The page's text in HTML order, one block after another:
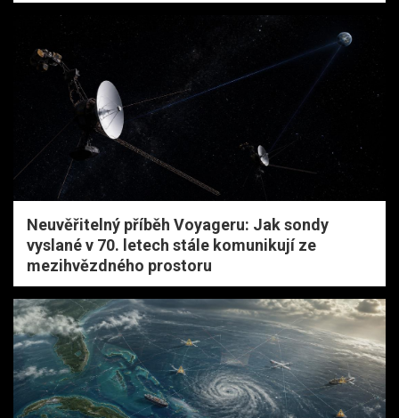
Neuvěřitelný příběh Voyageru: Jak sondy
vyslané v 70. letech stále komunikují ze
mezihvězdného prostoru